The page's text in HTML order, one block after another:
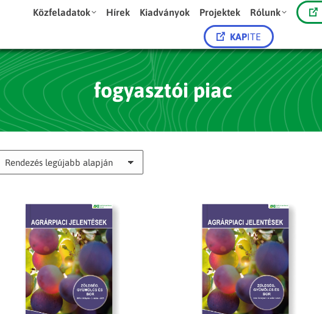
Közfeladatok Hírek Kiadványok Projektek Rólunk
KAPITE
fogyasztói piac